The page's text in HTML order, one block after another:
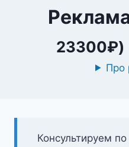
23300₽)
Про
Консультируем